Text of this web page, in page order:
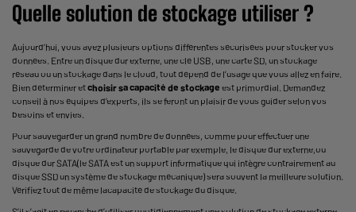
Quelle solution de stockage utiliser ?
Aujourd’hui, vous avez plusieurs options différentes sécurisées pour stocker vos
données. Entre un disque dur externe, une clé USB, une carte SD, un stockage
réseau ou un stockage dans le cloud, tout dépend de l’usage que vous allez en faire.
Bien déterminer etchoisir sa capacité de stockage est primordial. Demandez
conseil à nos équipes d’experts, ils se feront un plaisir de vous guider selon vos
besoins et envies.
Pour sauvegarder un grand nombre de données, comme pour effectuer une
sauvegarde de votre ordinateur portable par exemple, le disque dur externe,ou
disque dur SATA(le SATA est un support informatique qui intègre contrairement au
disque SSD un système de stockage mécanique) sera souvent la meilleure solution.
Vérifiez tout de même lacapacité de stockage du disque.